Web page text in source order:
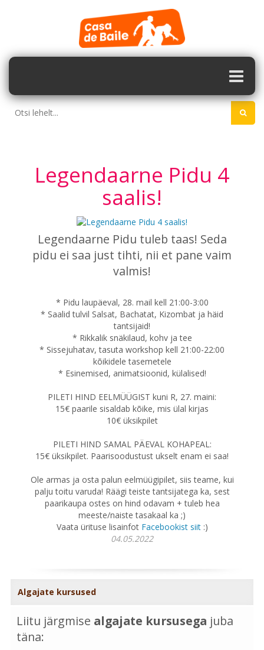
Legendaarne Pidu 4
saalis!
Legendaarne Pidu tuleb taas! Seda
pidu ei saa just tihti, nii et pane vaim
valmis!
* Pidu laupäeval, 28. mail kell 21:00-3:00
* Saalid tulvil Salsat, Bachatat, Kizombat ja häid
tantsijaid!
* Rikkalik snäkilaud, kohv ja tee
* Sissejuhatav, tasuta workshop kell 21:00-22:00
kõikidele tasemetele
* Esinemised, animatsioonid, külalised!
PILETI HIND EELMÜÜGIST kuni R, 27. maini:
15€ paarile sisaldab kõike, mis ülal kirjas
10€ üksikpilet
PILETI HIND SAMAL PÄEVAL KOHAPEAL:
15€ üksikpilet. Paarisoodustust ukselt enam ei saa!
Ole armas ja osta palun eelmüügipilet, siis teame, kui
palju toitu varuda! Räägi teiste tantsijatega ka, sest
paarikaupa ostes on hind odavam + tuleb hea
meeste/naiste tasakaal ka ;)
Vaata ürituse lisainfot Facebookist siit:)
04.05.2022
Algajate kursused
Liitu järgmise algajate kursusega juba
täna: